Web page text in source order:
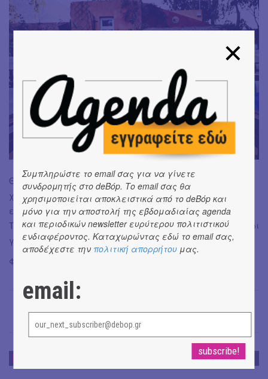
Θέλουμε να ευχαριστήσουμε ιδιαιτέρως τον επίσημο
χορηγό του Φεστιβάλ Nektar Lounge, τους χορηγούς
επικοινωνίας και το καθώς και το Βιομηχανικό Μουσείο
Τομάτας “Δ. Νομικός” και τον Κινηματογράφο Σινε Καμάρι
για τη φιλοξενία.
Φωτογραφίες: Ελένη Κοσμοπούλου
Συμπληρώστε το email σας για να γίνετε
συνδρομητής στο deBόp. Το email σας θα
χρησιμοποιείται αποκλειστικά από το deBόp και
μόνο για την αποστολή της εβδομαδιαίας agenda
και περιοδικών newsletter ευρύτερου πολιτιστικού
ενδιαφέροντος. Καταχωρώντας εδώ το email σας,
αποδέχεστε την πολιτική απορρήτου μας.
email: